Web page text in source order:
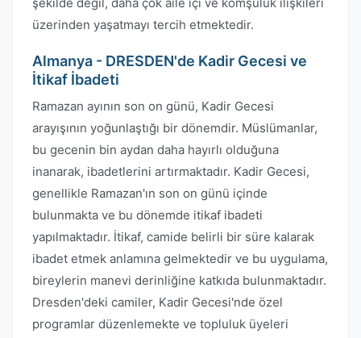
üzerinden yaşatmayı tercih etmektedir.
Almanya - DRESDEN'de Kadir Gecesi ve
İtikaf İbadeti
Ramazan ayının son on günü, Kadir Gecesi
arayışının yoğunlaştığı bir dönemdir. Müslümanlar,
bu gecenin bin aydan daha hayırlı olduğuna
inanarak, ibadetlerini artırmaktadır. Kadir Gecesi,
genellikle Ramazan'ın son on günü içinde
bulunmakta ve bu dönemde itikaf ibadeti
yapılmaktadır. İtikaf, camide belirli bir süre kalarak
ibadet etmek anlamına gelmektedir ve bu uygulama,
bireylerin manevi derinliğine katkıda bulunmaktadır.
Dresden'deki camiler, Kadir Gecesi'nde özel
programlar düzenlemekte ve topluluk üyeleri